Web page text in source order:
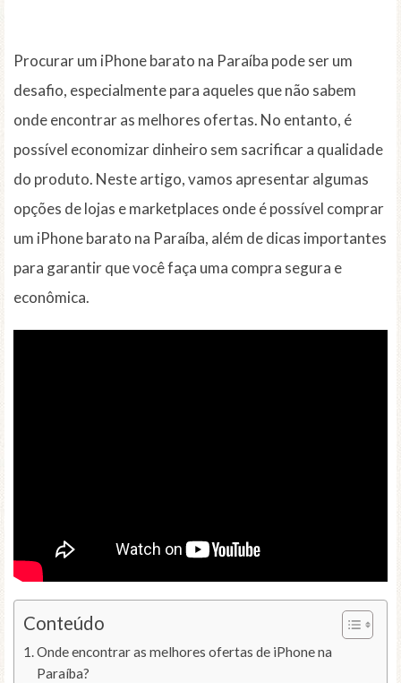
Procurar um iPhone barato na Paraíba pode ser um
desafio, especialmente para aqueles que não sabem
onde encontrar as melhores ofertas. No entanto, é
possível economizar dinheiro sem sacrificar a qualidade
do produto. Neste artigo, vamos apresentar algumas
opções de lojas e marketplaces onde é possível comprar
um iPhone barato na Paraíba, além de dicas importantes
para garantir que você faça uma compra segura e
econômica.
Conteúdo
Onde encontrar as melhores ofertas de iPhone na
Paraíba?